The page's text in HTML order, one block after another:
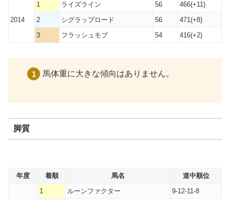
2014
1 ライズライン 56
466(+11)
2
シグラップロード 56
471(+8)
3
フラッシュモブ 54 416(+2)
馬体重に大きな傾向はありません。
脚質
年度 着順 馬名 道中順位
1 ルーンファクター
9-12-11-8